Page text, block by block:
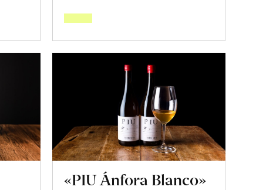
«PIU Ánfora Blanco»